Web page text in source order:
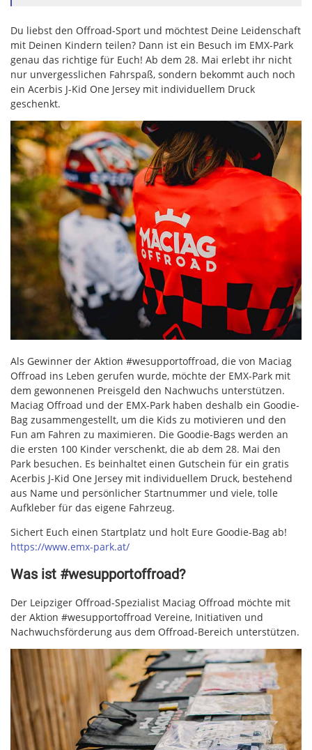
Du liebst den Offroad-Sport und möchtest Deine Leidenschaft
mit Deinen Kindern teilen? Dann ist ein Besuch im EMX-Park
genau das richtige für Euch! Ab dem 28. Mai erlebt ihr nicht
nur unvergesslichen Fahrspaß, sondern bekommt auch noch
ein Acerbis J-Kid One Jersey mit individuellem Druck
geschenkt.
Als Gewinner der Aktion #wesupportoffroad, die von Maciag
Offroad ins Leben gerufen wurde, möchte der EMX-Park mit
dem gewonnenen Preisgeld den Nachwuchs unterstützen.
Maciag Offroad und der EMX-Park haben deshalb ein Goodie-
Bag zusammengestellt, um die Kids zu motivieren und den
Fun am Fahren zu maximieren. Die Goodie-Bags werden an
die ersten 100 Kinder verschenkt, die ab dem 28. Mai den
Park besuchen. Es beinhaltet einen Gutschein für ein gratis
Acerbis J-Kid One Jersey mit individuellem Druck, bestehend
aus Name und persönlicher Startnummer und viele, tolle
Aufkleber für das eigene Fahrzeug.
Sichert Euch einen Startplatz und holt Eure Goodie-Bag ab!
https://www.emx-park.at/
Was ist #wesupportoffroad?
Der Leipziger Offroad-Spezialist Maciag Offroad möchte mit
der Aktion #wesupportoffroad Vereine, Initiativen und
Nachwuchsförderung aus dem Offroad-Bereich unterstützen.